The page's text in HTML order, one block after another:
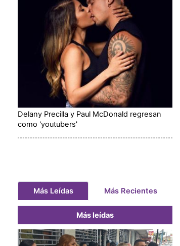
Delany Precilla y Paul McDonald regresan
como 'youtubers'
Más Leídas Más Recientes
Más leídas